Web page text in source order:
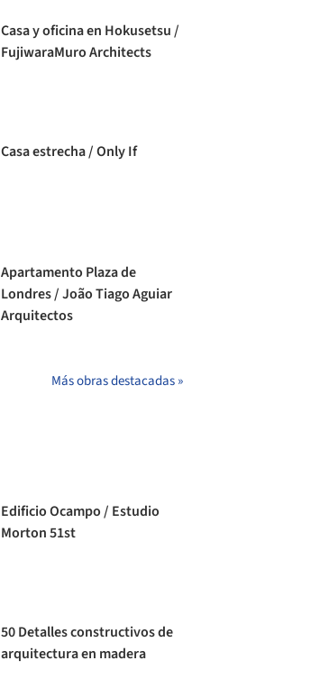
Casa y oficina en Hokusetsu /
FujiwaraMuro Architects
Casa estrecha / Only If
Apartamento Plaza de
Londres / João Tiago Aguiar
Arquitectos
Más obras destacadas »
Edificio Ocampo / Estudio
Morton 51st
50 Detalles constructivos de
arquitectura en madera